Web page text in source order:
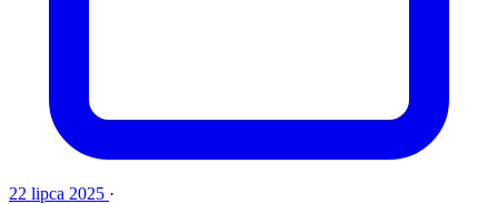
22 lipca 2025 ·